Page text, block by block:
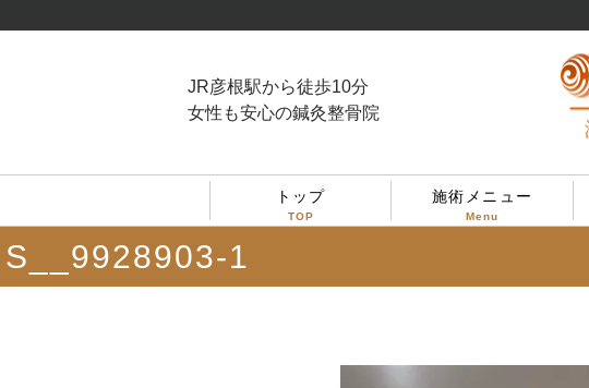
JR彦根駅から徒歩10分
女性も安心の鍼灸整骨院
トップ
TOP
施術メニュー
Menu
S__9928903-1